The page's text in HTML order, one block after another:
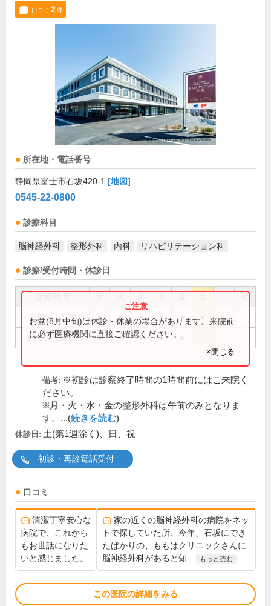
口コミ 2件
所在地・電話番号
静岡県富士市石坂420-1 [地図]
0545-22-0800
診療科目
脳神経外科 整形外科 内科 リハビリテーション科
診療/受付時間・休診日
祝
8:30～12:00 ● ● ● ● ●
14:00～18:00 ● ● ● ●
お盆(8月中旬)は休診・休業の場合があります。来院前
に必ず医療機関に直接ご確認ください。
×閉じる
備考: ※初診は診察終了時間の1時間前にはご来院く
ださい。
※月・火・水・金の整形外科は午前のみとなりま
す。...(続きを読む)
休診日: 土(第1週除く)、日、祝
初診・再診電話受付
口コミ
清潔丁寧安心な
病院で、これから
もお世話になりた
いと感じました。
家の近くの脳神経外科の病院をネッ
トで探していた所、今年、石坂にでき
たばかりの、ももはクリニックさんに
脳神経外科があると知...
もっと読む
この医院の詳細をみる